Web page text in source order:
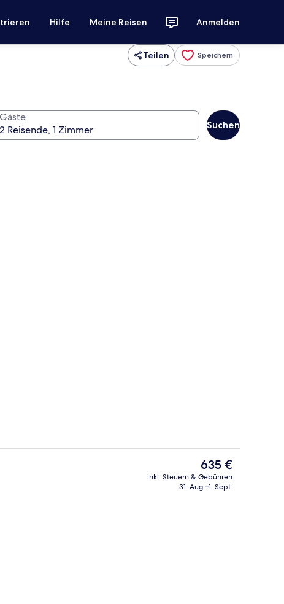
Hilfe Meine Reisen Anmelden
Teilen Speichern
Gäste
Suchen
Der
aktuelle
Preis
635 €
inkl. Steuern & Gebühren
31. Aug.–1. Sept.